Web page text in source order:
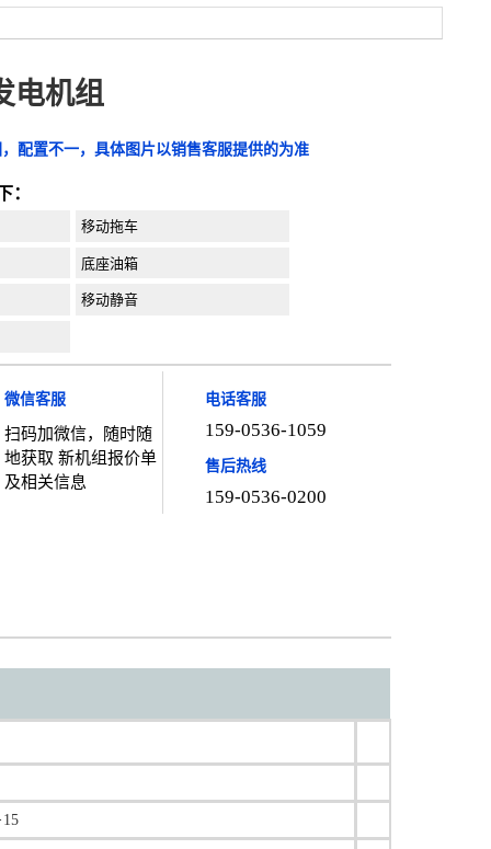
电机组
配置不一，具体图片以销售客服提供的为准
：
移动拖车
底座油箱
移动静音
微信客服
扫码加微信，随时随
地获取 新机组报价单
及相关信息
电话客服
159-0536-1059
售后热线
159-0536-0200